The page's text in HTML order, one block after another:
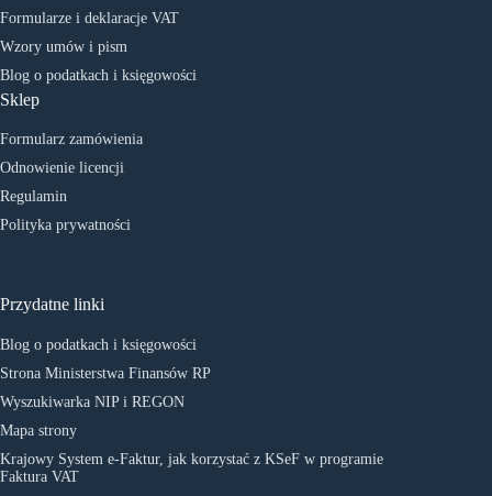
Formularze i deklaracje VAT
Wzory umów i pism
Blog o podatkach i księgowości
Sklep
Formularz zamówienia
Odnowienie licencji
Regulamin
Polityka prywatności
Przydatne linki
Blog o podatkach i księgowości
Strona Ministerstwa Finansów RP
Wyszukiwarka NIP i REGON
Mapa strony
Krajowy System e-Faktur, jak korzystać z KSeF w programie
Faktura VAT